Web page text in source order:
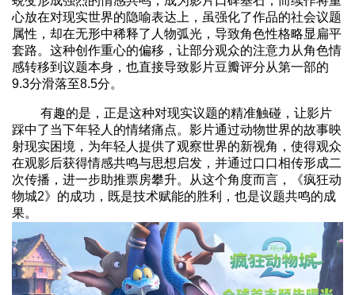
心放在对现实世界的隐喻表达上，虽强化了作品的社会议题
属性，却在无形中稀释了人物弧光，导致角色性格略显扁平
套路。这种创作重心的偏移，让部分观众的注意力从角色情
感转移到议题本身，也直接导致影片豆瓣评分从第一部的
9.3分滑落至8.5分。
有趣的是，正是这种对现实议题的精准触碰，让影片
踩中了当下年轻人的情绪痛点。影片通过动物世界的故事映
射现实困境，为年轻人提供了观察世界的新视角，使得观众
在观影后获得情感共鸣与思想启发，并通过口口相传形成二
次传播，进一步助推票房攀升。从这个角度而言，《疯狂动
物城2》的成功，既是技术赋能的胜利，也是议题共鸣的成
果。